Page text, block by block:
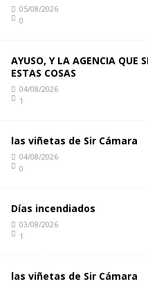
05/08/2026
0
AYUSO, Y LA AGENCIA QUE
ESTAS COSAS
04/08/2026
1
las viñetas de Sir Cámara
04/08/2026
0
Días incendiados
03/08/2026
1
las viñetas de Sir Cámara